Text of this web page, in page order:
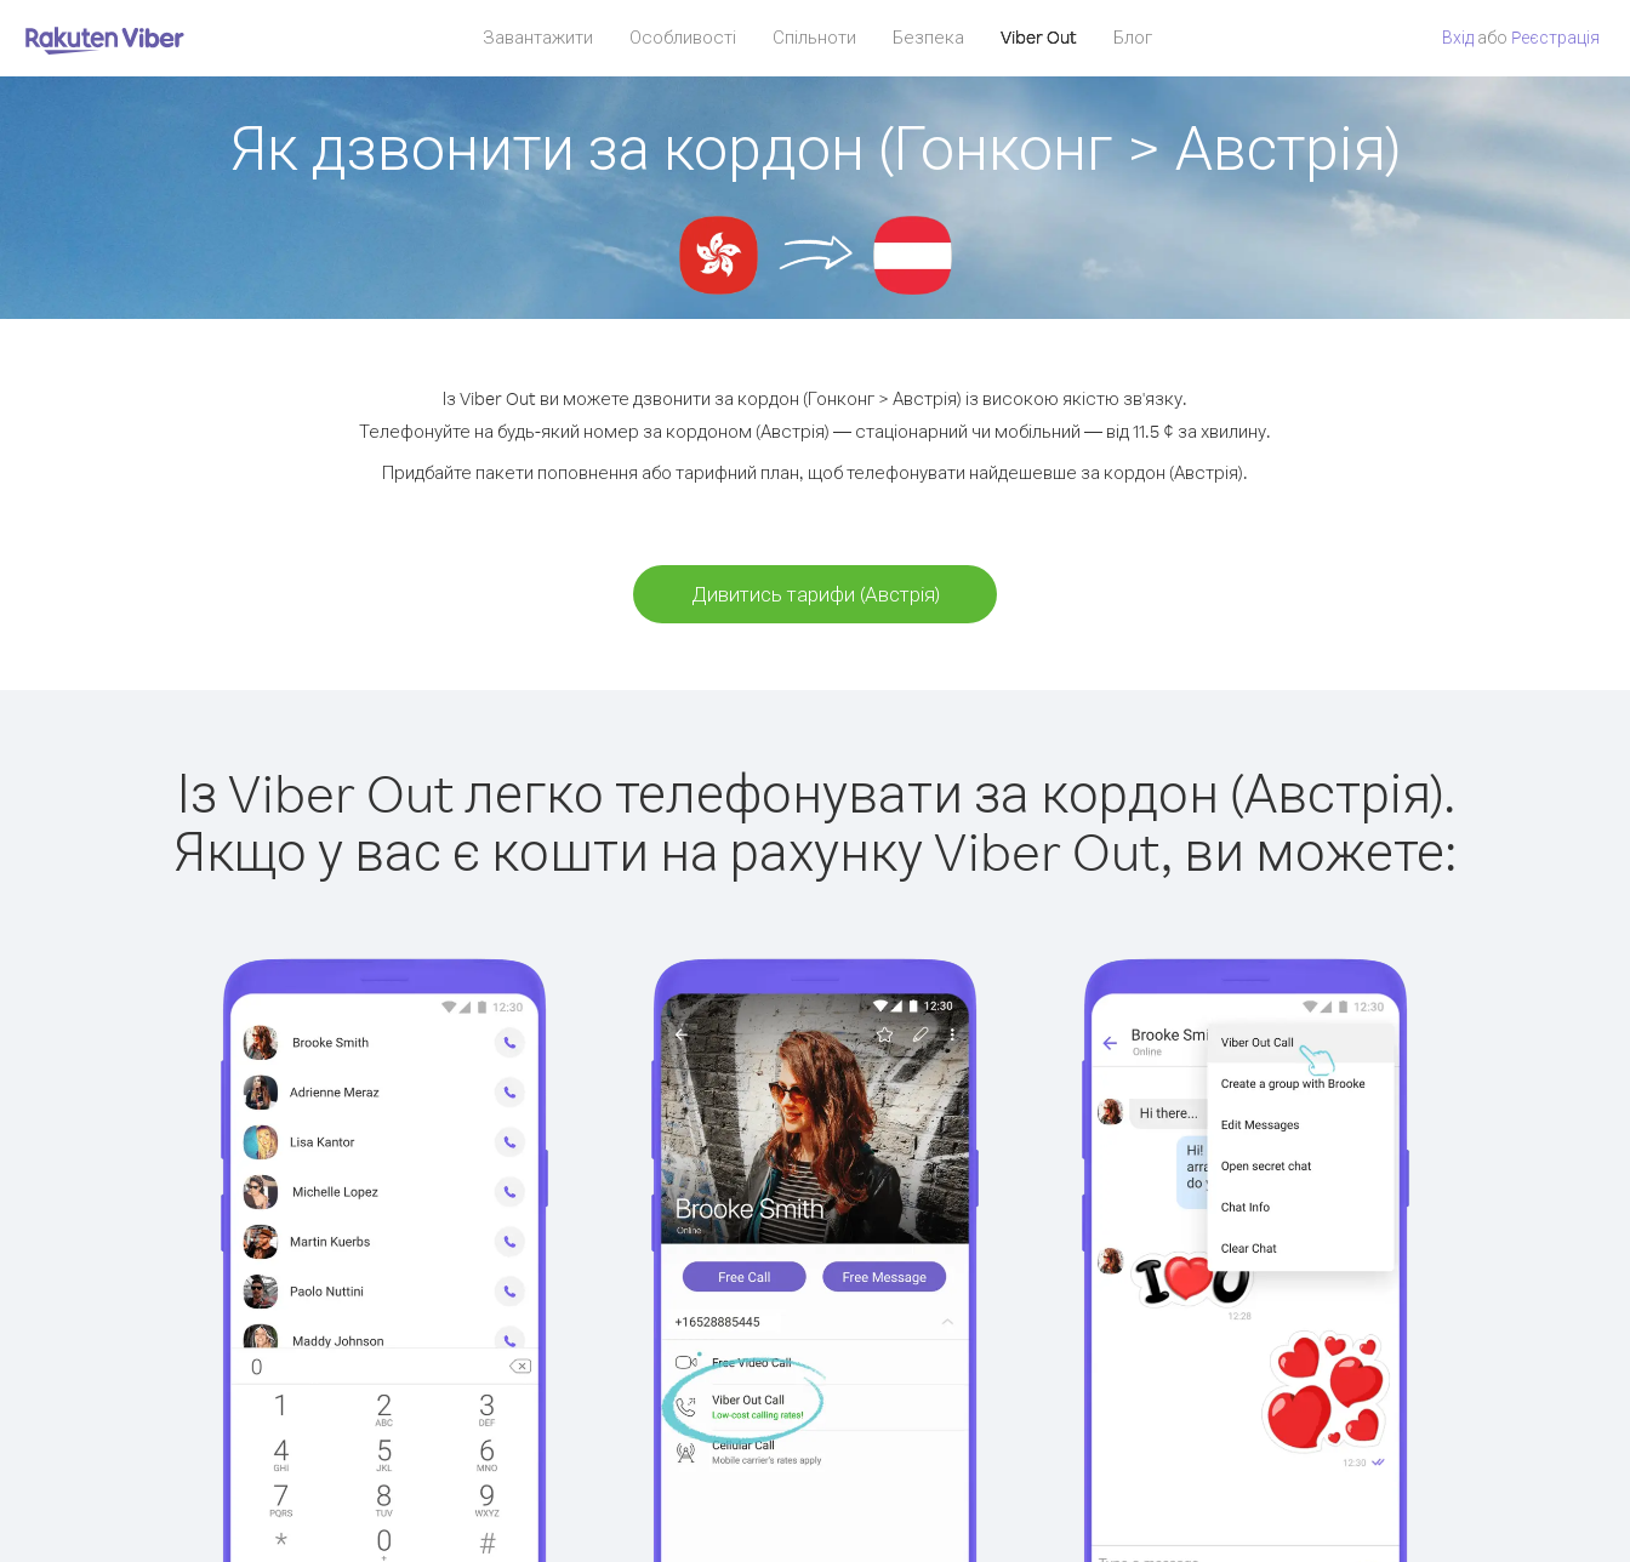
Завантажити Особливості Спільноти Безпека Viber Out Блог Вхід або Pеєстрація
Як дзвонити за кордон (Гонконг > Австрія)
Із Viber Out ви можете дзвонити за кордон (Гонконг > Австрія) із високою якістю зв'язку.
Телефонуйте на будь-який номер за кордоном (Австрія) — стаціонарний чи мобільний — від 11.5 ¢ за хвилину.
Придбайте пакети поповнення або тарифний план, щоб телефонувати найдешевше за кордон (Австрія).
Дивитись тарифи (Австрія)
Із Viber Out легко телефонувати за кордон (Австрія).
Якщо у вас є кошти на рахунку Viber Out, ви можете: